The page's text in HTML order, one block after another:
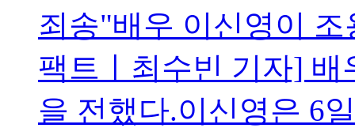
죄송"배우 이신영이
팩트ㅣ최수빈 기자]
을 전했다.이신영은 6